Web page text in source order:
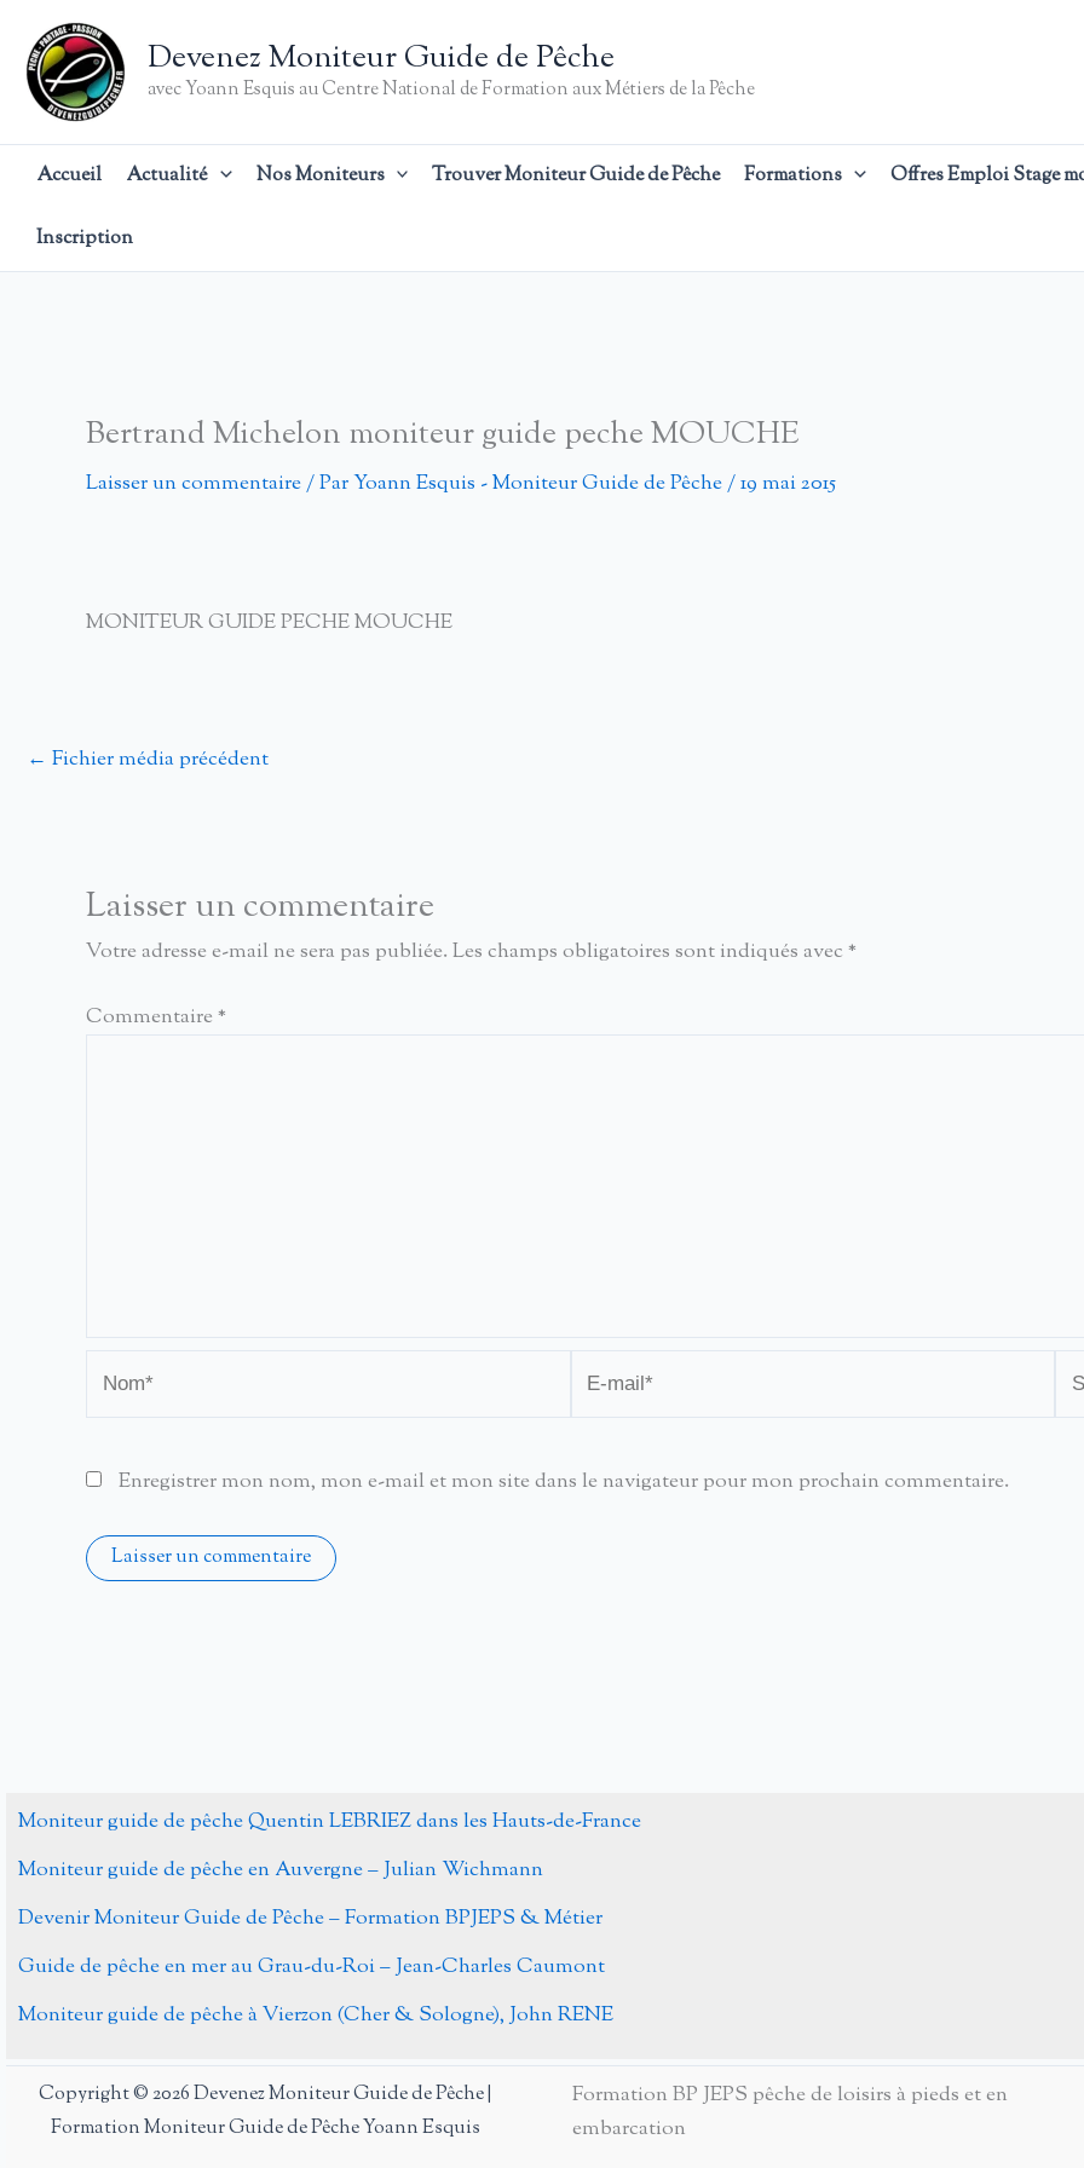
contenu
Devenez Moniteur Guide de Pêche
avec Yoann Esquis au Centre National de Formation aux Métiers de la Pêche
Accueil Actualité Nos Moniteurs Trouver Moniteur Guide de Pêche Formations Offres Emploi Stage
Inscription
Bertrand Michelon moniteur guide peche MOUCHE
Laisser un commentaire/ ParYoann Esquis - Moniteur Guide de Pêche/19 mai 2015
MONITEUR GUIDE PECHE MOUCHE
← Fichier média précédent
Laisser un commentaire
Votre adresse e-mail ne sera pas publiée. Les champs obligatoires sont indiqués avec *
Commentaire *
mail*
Enregistrer mon nom, mon e-mail et mon site dans le navigateur pour mon prochain commentaire.
Moniteur guide de pêche Quentin LEBRIEZ dans les Hauts-de-France
Moniteur guide de pêche en Auvergne – Julian Wichmann
Devenir Moniteur Guide de Pêche – Formation BPJEPS & Métier
Guide de pêche en mer au Grau-du-Roi – Jean-Charles Caumont
Moniteur guide de pêche à Vierzon (Cher & Sologne), John RENE
Copyright © 2026 Devenez Moniteur Guide de Pêche |
Formation Moniteur Guide de Pêche Yoann Esquis
Formation BP JEPS pêche de loisirs à pieds et en
embarcation